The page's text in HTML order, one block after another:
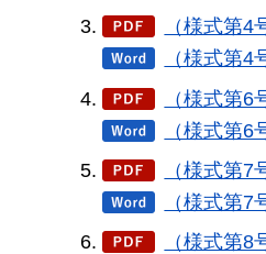
（様式第
（様式第
（様式第
（様式第
（様式第
（様式第
（様式第8